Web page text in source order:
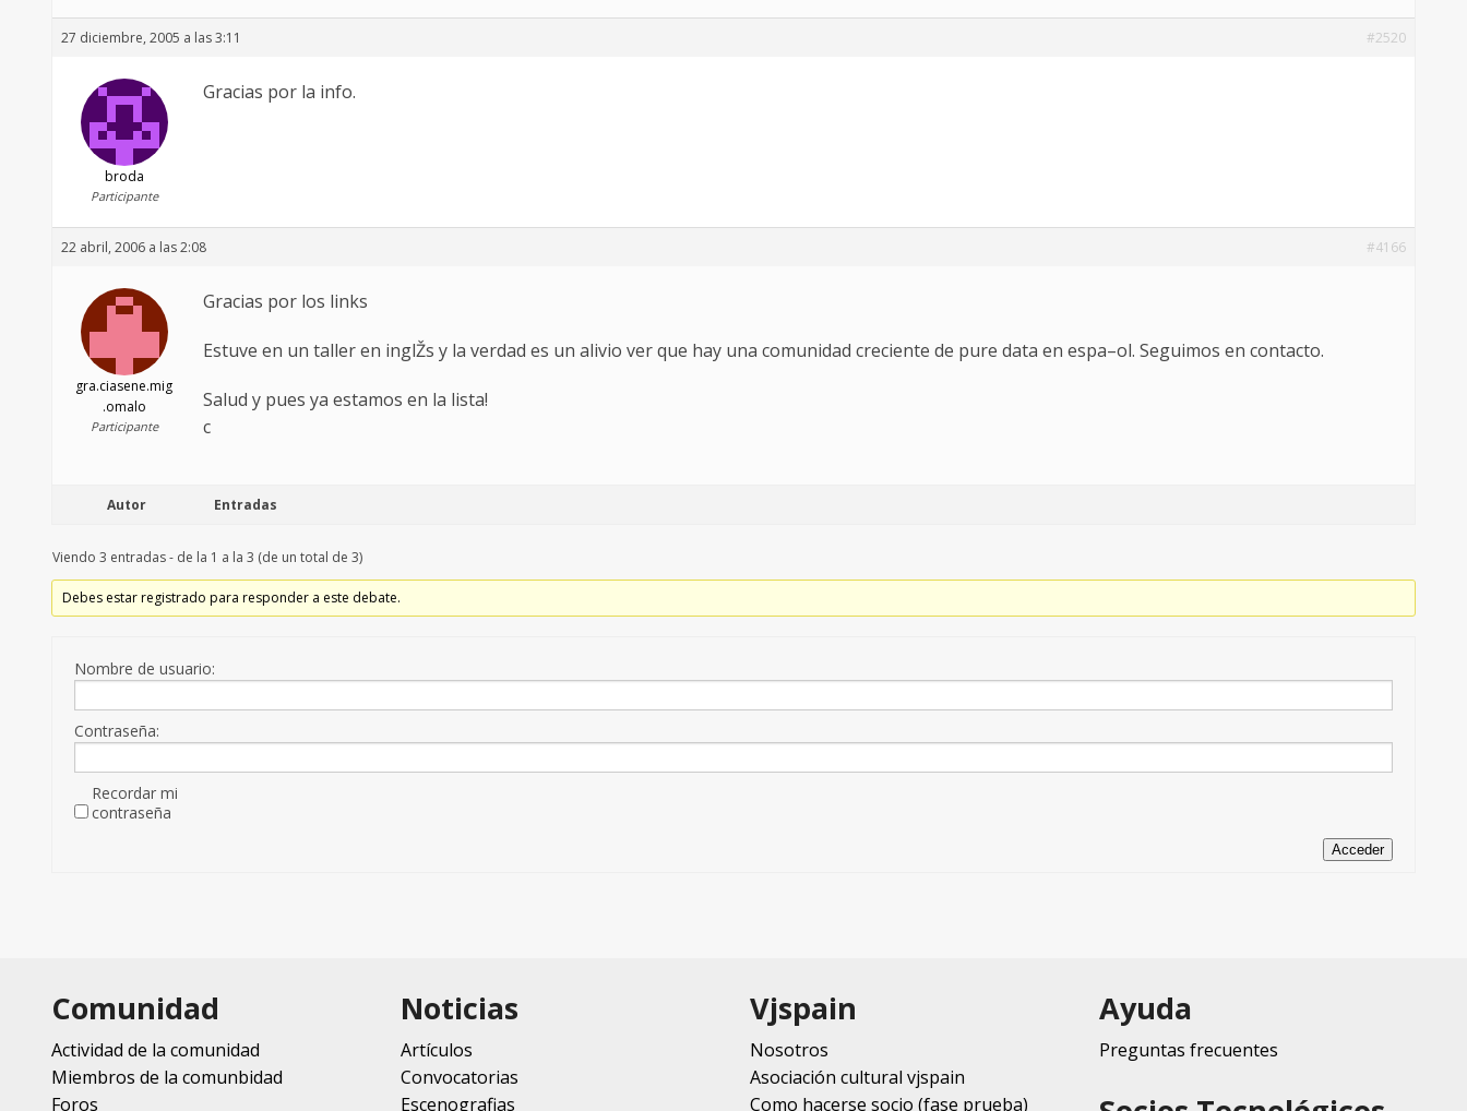
27 diciembre, 2005 a las 3:11 #2520
broda
Participante
Gracias por la info.
22 abril, 2006 a las 2:08 #4166
gra.ciasene.mig
.omalo
Participante
Gracias por los links
Estuve en un taller en inglŽs y la verdad es un alivio ver que hay una comunidad creciente de pure data en espa–ol. Seguimos en contacto.
Salud y pues ya estamos en la lista!
c
Autor Entradas
Viendo 3 entradas - de la 1 a la 3 (de un total de 3)
Debes estar registrado para responder a este debate.
Nombre de usuario:
Contraseña:
Recordar mi
contraseña
Acceder
Comunidad
Actividad de la comunidad
Miembros de la comunbidad
Foros
Noticias
Artículos
Convocatorias
Escenografias
Vjspain
Nosotros
Asociación cultural vjspain
Como hacerse socio (fase prueba)
Ayuda
Preguntas frecuentes